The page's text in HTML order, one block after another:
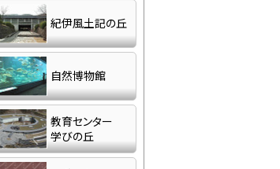
紀伊風土記の丘
自然博物館
教育センター
学びの丘